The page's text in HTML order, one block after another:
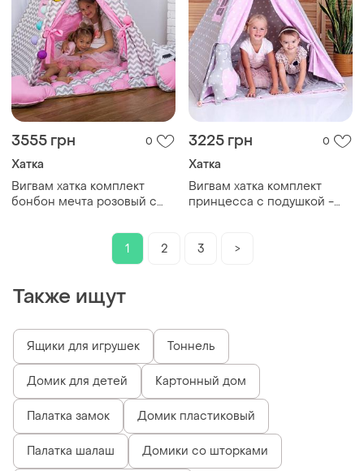
3555 грн 0
Хатка
Вигвам хатка комплект
бонбон мечта розовый с
3225 грн 0
Хатка
Вигвам хатка комплект
принцесса с подушкой -
1 2 3 >
Также ищут
Ящики для игрушек Тоннель
Домик для детей Картонный дом
Палатка замок Домик пластиковый
Палатка шалаш Домики со шторками